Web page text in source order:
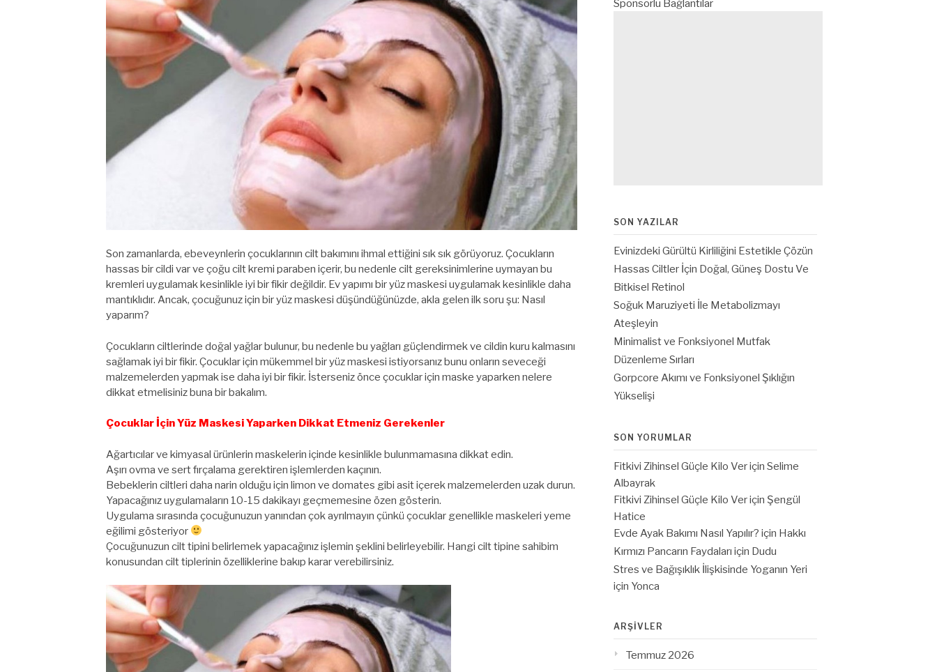
Son zamanlarda, ebeveynlerin çocuklarının cilt bakımını ihmal ettiğini sık sık görüyoruz. Çocukların
hassas bir cildi var ve çoğu cilt kremi paraben içerir, bu nedenle cilt gereksinimlerine uymayan bu
kremleri uygulamak kesinlikle iyi bir fikir değildir. Ev yapımı bir yüz maskesi uygulamak kesinlikle daha
mantıklıdır. Ancak, çocuğunuz için bir yüz maskesi düşündüğünüzde, akla gelen ilk soru şu: Nasıl
yaparım?
Çocukların ciltlerinde doğal yağlar bulunur, bu nedenle bu yağları güçlendirmek ve cildin kuru kalmasını
sağlamak iyi bir fikir. Çocuklar için mükemmel bir yüz maskesi istiyorsanız bunu onların seveceği
malzemelerden yapmak ise daha iyi bir fikir. İsterseniz önce çocuklar için maske yaparken nelere
dikkat etmelisiniz buna bir bakalım.
Çocuklar İçin Yüz Maskesi Yaparken Dikkat Etmeniz Gerekenler
Ağartıcılar ve kimyasal ürünlerin maskelerin içinde kesinlikle bulunmamasına dikkat edin.
Aşırı ovma ve sert fırçalama gerektiren işlemlerden kaçının.
Bebeklerin ciltleri daha narin olduğu için limon ve domates gibi asit içerek malzemelerden uzak durun.
Yapacağınız uygulamaların 10-15 dakikayı geçmemesine özen gösterin.
Uygulama sırasında çocuğunuzun yanından çok ayrılmayın çünkü çocuklar genellikle maskeleri yeme
eğilimi gösteriyor
Çocuğunuzun cilt tipini belirlemek yapacağınız işlemin şeklini belirleyebilir. Hangi cilt tipine sahibim
konusundan cilt tiplerinin özelliklerine bakıp karar verebilirsiniz.
Sponsorlu Bağlantılar
SON YAZILAR
Evinizdeki Gürültü Kirliliğini Estetikle Çözün
Hassas Ciltler İçin Doğal, Güneş Dostu Ve
Bitkisel Retinol
Soğuk Maruziyeti İle Metabolizmayı
Ateşleyin
Minimalist ve Fonksiyonel Mutfak
Düzenleme Sırları
Gorpcore Akımı ve Fonksiyonel Şıklığın
Yükselişi
SON YORUMLAR
Fitkivi Zihinsel Güçle Kilo Veriçin Selime
Albayrak
Fitkivi Zihinsel Güçle Kilo Veriçin Şengül
Hatice
Evde Ayak Bakımı Nasıl Yapılır? için Hakkı
Kırmızı Pancarın Faydaları için Dudu
Stres ve Bağışıklık İlişkisinde Yoganın Yeri
için Yonca
ARŞIVLER
Temmuz 2026